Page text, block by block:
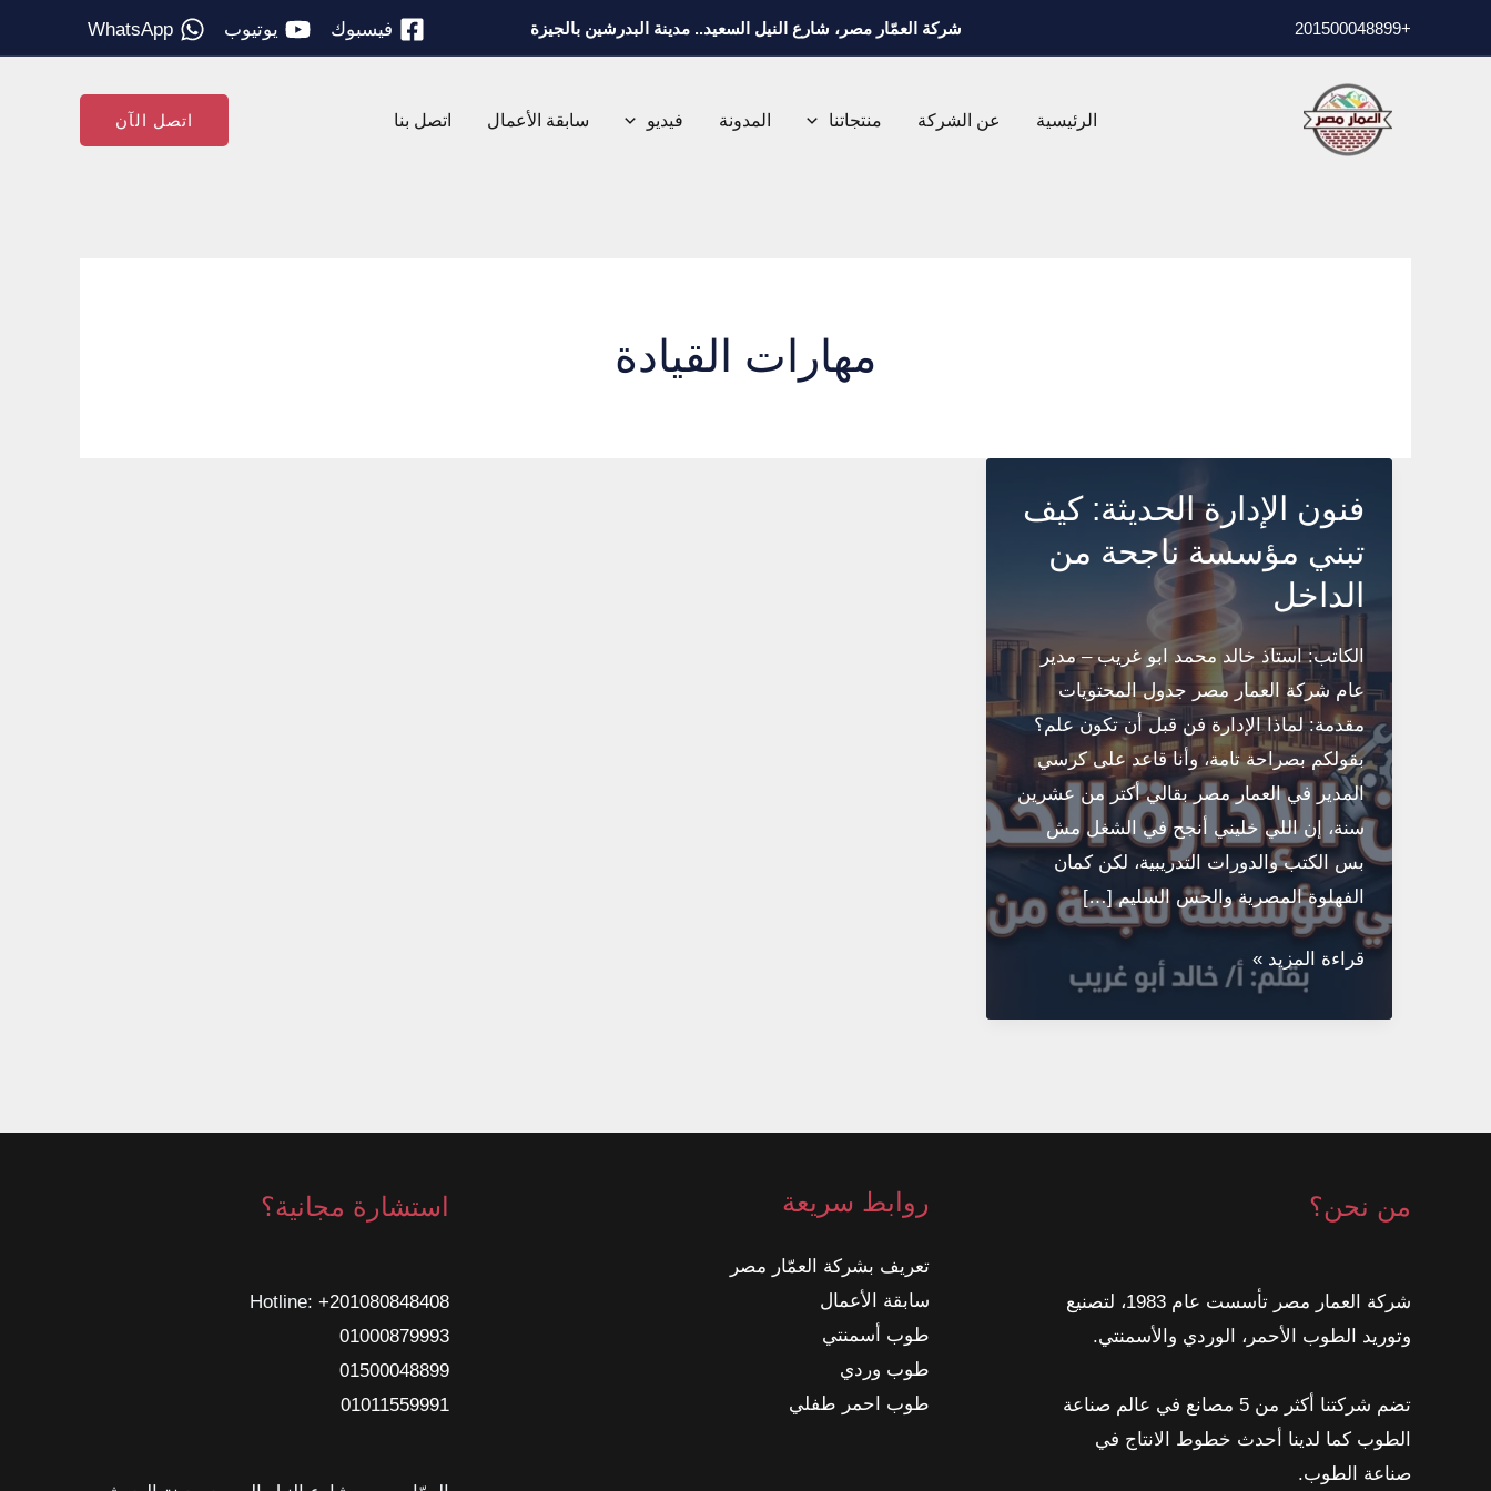
إلى
+2
01500048899 شركة العمّار مصر، شارع النيل السعيد.. مدينة البدرشين بالجيزة فيسبوك يوتيوب WhatsApp
الرئيسية عن الشركة منتجاتنا المدونة فيديو سابقة الأعمال اتصل بنا اتصل الآن
مهارات القيادة
فنون الإدارة الحديثة: كيف
تبني مؤسسة ناجحة من
الداخل
الكاتب: استاذ خالد محمد ابو غريب – مدير
عام شركة العمار مصر جدول المحتويات
مقدمة: لماذا الإدارة فن قبل أن تكون علم؟
بقولكم بصراحة تامة، وأنا قاعد على كرسي
المدير في العمار مصر بقالي أكتر من عشرين
سنة، إن اللي خليني أنجح في الشغل مش
بس الكتب والدورات التدريبية، لكن كمان
الفهلوة المصرية والحس السليم […]
فنون
مؤسسة
من
قراءة المزيد »
من نحن؟
شركة العمار مصر تأسست عام 1983، لتصنيع
وتوريد الطوب الأحمر، الوردي والأسمنتي.
تضم شركتنا أكثر من 5 مصانع في عالم صناعة
الطوب كما لدينا أحدث خطوط الانتاج في
صناعة الطوب.
روابط سريعة
تعريف بشركة العمّار مصر
سابقة الأعمال
طوب أسمنتي
طوب وردي
طوب احمر طفلي
استشارة مجانية؟
Hotline: ‎ +201080848408
01000879993
01500048899
01011559991